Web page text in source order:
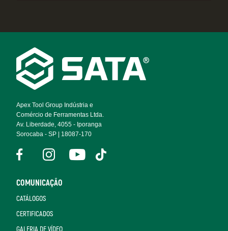
Footer
Navigation
Apex Tool Group Indústria e
Comércio de Ferramentas Ltda.
Av. Liberdade, 4055 - Iporanga
Sorocaba - SP | 18087-170
COMUNICAÇÃO
CATÁLOGOS
CERTIFICADOS